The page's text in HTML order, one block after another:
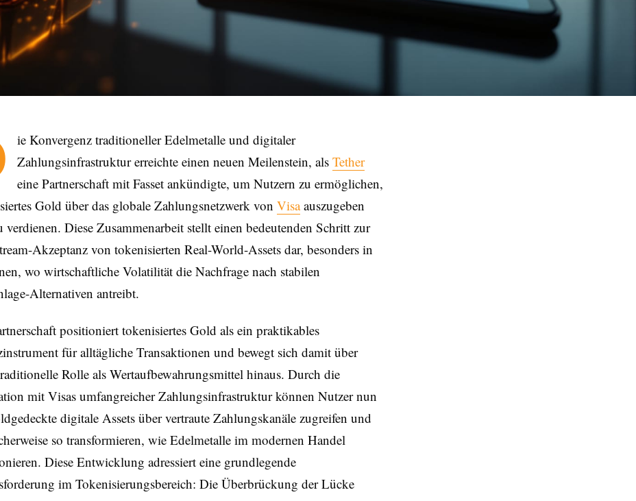
ie Konvergenz traditioneller Edelmetalle und digitaler
Zahlungsinfrastruktur erreichte einen neuen Meilenstein, als Tether
eine Partnerschaft mit Fasset ankündigte, um Nutzern zu ermöglichen,
Gold über das globale Zahlungsnetzwerk von Visaauszugeben
verdienen. Diese Zusammenarbeit stellt einen bedeutenden Schritt zur
Akzeptanz von tokenisierten Real-World-Assets dar, besonders in
wo wirtschaftliche Volatilität die Nachfrage nach stabilen
Alternativen antreibt.
positioniert tokenisiertes Gold als ein praktikables
für alltägliche Transaktionen und bewegt sich damit über
Rolle als Wertaufbewahrungsmittel hinaus. Durch die
mit Visas umfangreicher Zahlungsinfrastruktur können Nutzer nun
digitale Assets über vertraute Zahlungskanäle zugreifen und
so transformieren, wie Edelmetalle im modernen Handel
Diese Entwicklung adressiert eine grundlegende
im Tokenisierungsbereich: Die Überbrückung der Lücke